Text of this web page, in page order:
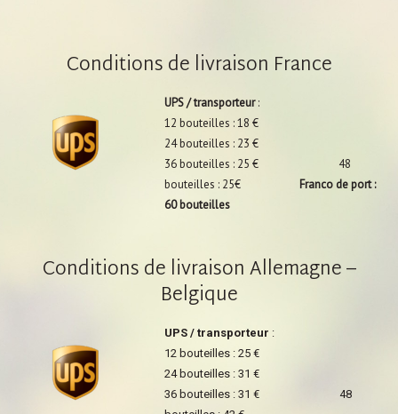
Conditions de livraison France
UPS / transporteur:
12 bouteilles : 18 €
24 bouteilles : 23 €
36 bouteilles : 25 € 48
bouteilles : 25€
Franco de port :
60 bouteilles
Conditions de livraison Allemagne –
Belgique
UPS / transporteur :
12 bouteilles : 25 €
24 bouteilles : 31 €
36 bouteilles : 31 € 48